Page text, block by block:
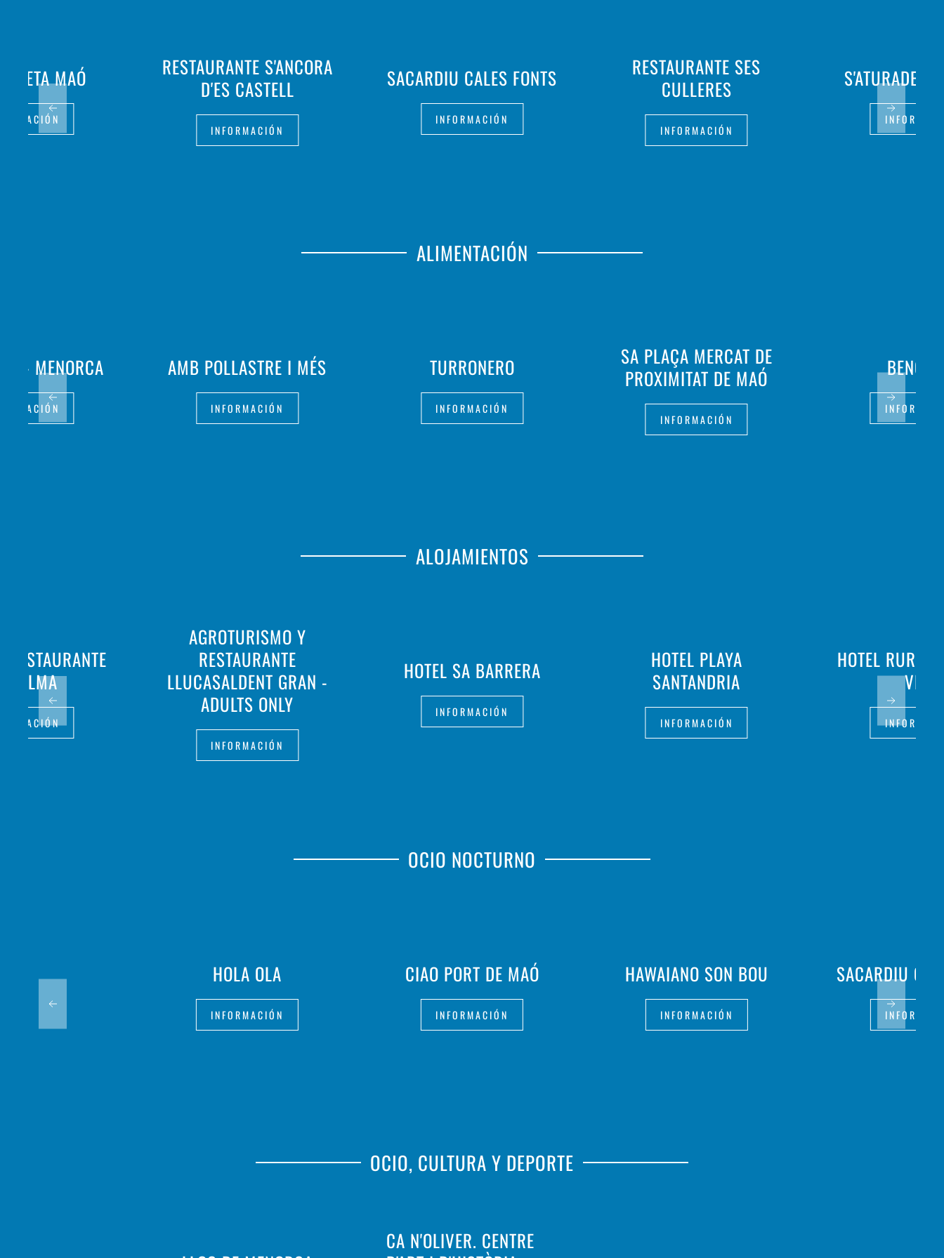
RESTAURANTE S'ANCORA
D'ES CASTELL
INFORMACIÓN
SACARDIU CALES FONTS
INFORMACIÓN
RESTAURANTE SES
CULLERES
INFORMACIÓN
S'ATURADETA
MAÓ
ALIMENTACIÓN
AMB POLLASTRE I MÉS
INFORMACIÓN
TURRONERO
INFORMACIÓN
SA PLAÇA MERCAT DE
PROXIMITAT DE MAÓ
INFORMACIÓN
- MENORCA
ALOJAMIENTOS
AGROTURISMO Y
RESTAURANTE
LLUCASALDENT GRAN -
ADULTS ONLY
INFORMACIÓN
HOTEL SA BARRERA
INFORMACIÓN
HOTEL PLAYA
SANTANDRIA
INFORMACIÓN
HOTEL RURAL
VELL
PALMA
OCIO NOCTURNO
HOLA OLA
INFORMACIÓN
CIAO PORT DE MAÓ
INFORMACIÓN
HAWAIANO SON BOU
INFORMACIÓN
SACARDIU
OCIO, CULTURA Y DEPORTE
CA N'OLIVER. CENTRE